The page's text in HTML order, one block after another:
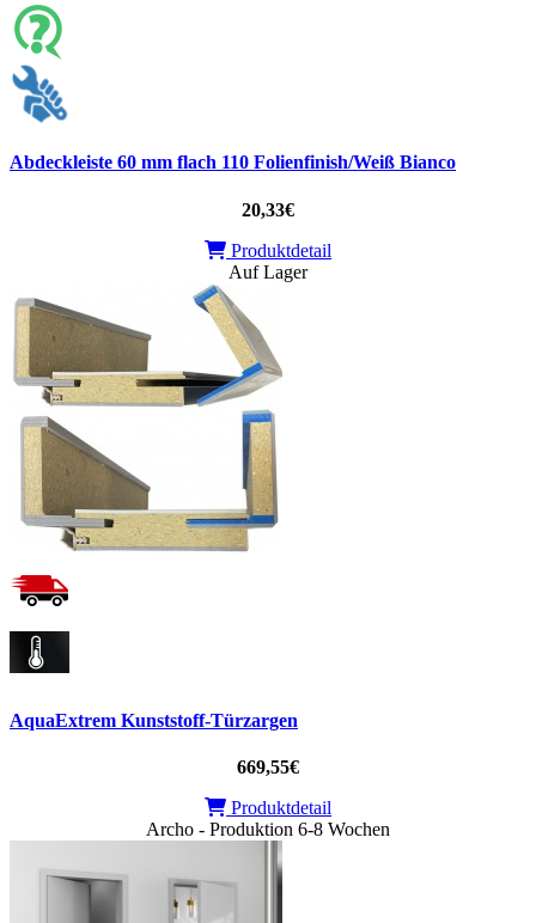
Abdeckleiste 60 mm flach 110 Folienfinish/Weiß Bianco
20,33€
Produktdetail
Auf Lager
AquaExtrem Kunststoff-Türzargen
669,55€
Produktdetail
Archo - Produktion 6-8 Wochen